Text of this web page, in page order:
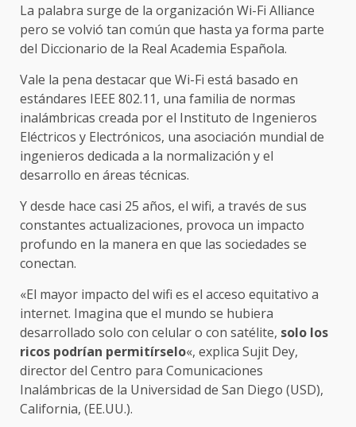
La palabra surge de la organización Wi-Fi Alliance
pero se volvió tan común que hasta ya forma parte
del Diccionario de la Real Academia Española.
Vale la pena destacar que Wi-Fi está basado en
estándares IEEE 802.11, una familia de normas
inalámbricas creada por el Instituto de Ingenieros
Eléctricos y Electrónicos, una asociación mundial de
ingenieros dedicada a la normalización y el
desarrollo en áreas técnicas.
Y desde hace casi 25 años, el wifi, a través de sus
constantes actualizaciones, provoca un impacto
profundo en la manera en que las sociedades se
conectan.
«El mayor impacto del wifi es el acceso equitativo a
internet. Imagina que el mundo se hubiera
desarrollado solo con celular o con satélite, solo los
ricos podrían permitírselo«, explica Sujit Dey,
director del Centro para Comunicaciones
Inalámbricas de la Universidad de San Diego (USD),
California, (EE.UU.).